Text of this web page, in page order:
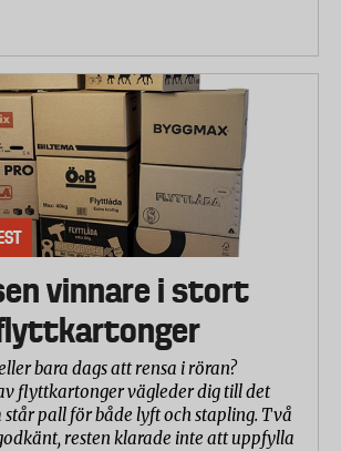
vinnare i stort
bara dags att rensa i röran?
flyttkartonger vägleder dig till det
står pall för både lyft och stapling. Två
resten klarade inte att uppfylla